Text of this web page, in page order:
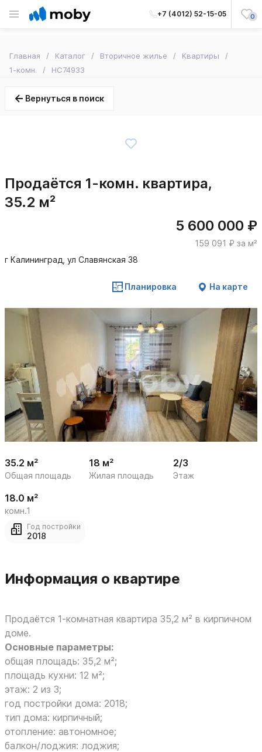
+7 (4012) 52-15-05 0
Главная Каталог Вторичное жилье
Квартиры
1-комн.
HC74933
Вернуться в поиск
Продаётся 1-комн. квартира,
35.2 м²
5 600 000 ₽
159 091 ₽ за м²
г Калининград, ул Славянская 38
Планировка На карте
1 20
35.2 м²
Общая площадь
18 м²
Жилая площадь
2/3
Этаж
18.0 м²
комн.1
Год постройки
2018
Информация о квартире
Продаётся 1‑комнатная квартира 35,2 м² в кирпичном
доме.
Основные параметры:
общая площадь: 35,2 м²;
площадь кухни: 12 м²;
этаж: 2 из 3;
год постройки дома: 2018;
тип дома: кирпичный;
отопление: автономное;
балкон/лоджия: лоджия;